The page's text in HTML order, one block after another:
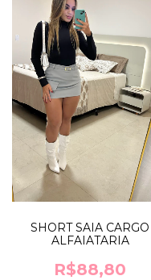
SHORT SAIA CARGO
ALFAIATARIA
R$88,80